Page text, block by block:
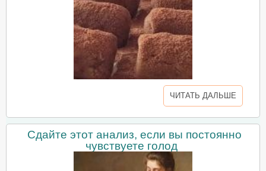
ЧИТАТЬ ДАЛЬШЕ
Сдайте этот анализ, если вы постоянно
чувствуете голод